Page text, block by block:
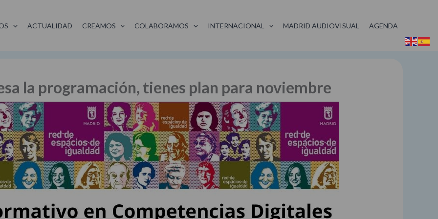
ACTUALIDAD CREAMOS COLABORAMOS INTERNACIONAL MADRID AUDIOVISUAL AGENDA
la programación, tienes plan para noviembre